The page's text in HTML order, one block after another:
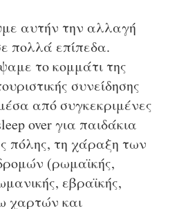
αυτήν την αλλαγή
πολλά επίπεδα.
το κομμάτι της
συνείδησης
από συγκεκριμένες
over για παιδάκια
πόλης, τη χάραξη των
(ρωμαϊκής,
εβραϊκής,
χαρτών και